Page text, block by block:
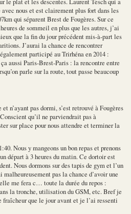
nous et est clairement plus fort dans les
qui séparent Brest de Fougères. Sur ce
de sommeil en plus que les autres, j’ai
que la fin du jour précédent mis-à-part les
J’aurai la chance de rencontrer
participé au Trirhéna en 2014 :
aussi Paris-Brest-Paris : la rencontre entre
parle sur la route, tout passe beaucoup
n’ayant pas dormi, s’est retrouvé à Fougères
qu’il ne parviendrait pas à
sur place pour nous attendre et terminer la
Nous y mangeons un bon repas et prenons
départ à 3 heures du matin. Ce dortoir est
Nous dormons sur des tapis de gym et l’un
pas la chance d’avoir une
me fera c… toute la durée du repos :
la tronche, utilisation du GSM, etc. Bref je
fraîcheur que le jour avant et je l’ai ressenti